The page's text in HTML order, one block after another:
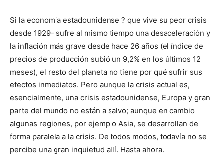
Si la economía estadounidense ? que vive su peor crisis
desde 1929- sufre al mismo tiempo una desaceleración y
la inflación más grave desde hace 26 años (el índice de
precios de producción subió un 9,2% en los últimos 12
meses), el resto del planeta no tiene por qué sufrir sus
efectos inmediatos. Pero aunque la crisis actual es,
esencialmente, una crisis estadounidense, Europa y gran
parte del mundo no están a salvo; aunque en cambio
algunas regiones, por ejemplo Asia, se desarrollan de
forma paralela a la crisis. De todos modos, todavía no se
percibe una gran inquietud allí. Hasta ahora.